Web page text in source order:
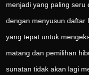
menjadi yang paling seru
dengan menyusun daftar
yang tepat untuk
matang dan pemilihan
sunatan tidak akan lagi